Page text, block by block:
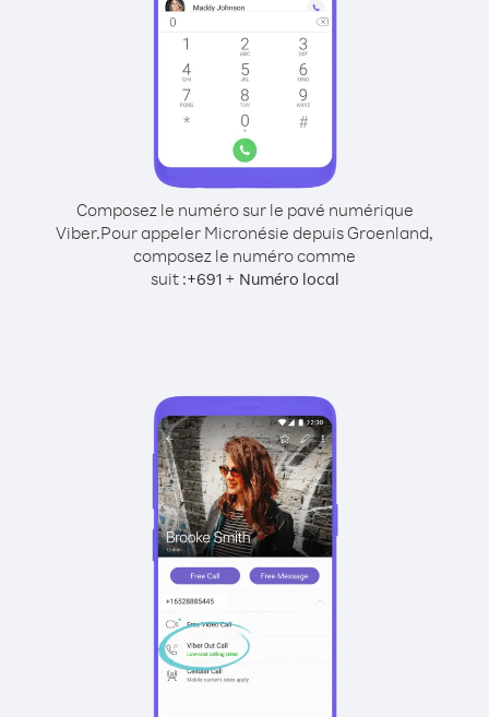
Composez le numéro sur le pavé numérique
Viber.Pour appeler Micronésie depuis Groenland,
composez le numéro comme
suit :+691+ Numéro local